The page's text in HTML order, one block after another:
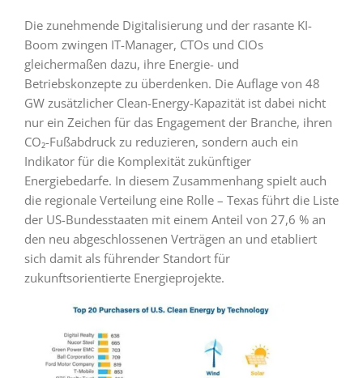
Die zunehmende Digitalisierung und der rasante KI-
Boom zwingen IT-Manager, CTOs und CIOs
gleichermaßen dazu, ihre Energie- und
Betriebskonzepte zu überdenken. Die Auflage von 48
GW zusätzlicher Clean-Energy-Kapazität ist dabei nicht
nur ein Zeichen für das Engagement der Branche, ihren
CO₂-Fußabdruck zu reduzieren, sondern auch ein
Indikator für die Komplexität zukünftiger
Energiebedarfe. In diesem Zusammenhang spielt auch
die regionale Verteilung eine Rolle – Texas führt die Liste
der US-Bundesstaaten mit einem Anteil von 27,6 % an
den neu abgeschlossenen Verträgen an und etabliert
sich damit als führender Standort für
zukunftsorientierte Energieprojekte.